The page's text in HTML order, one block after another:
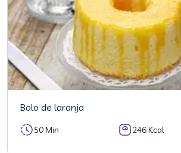
Bolo de laranja
50 Min 246 Kcal